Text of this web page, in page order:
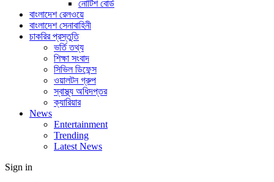
নোটিশ বোর্ড
বাংলাদেশ রেলওয়ে
বাংলাদেশ সেনাবাহিনী
চাকরির প্রস্তুতি
ভর্তি তথ্য
শিক্ষা সংবাদ
সিভিল ডিফেন্স
ওয়ালটন গ্রুপ
স্বাস্থ্য অধিদপ্তর
ক্যারিয়ার
News
Entertainment
Trending
Latest News
Sign in